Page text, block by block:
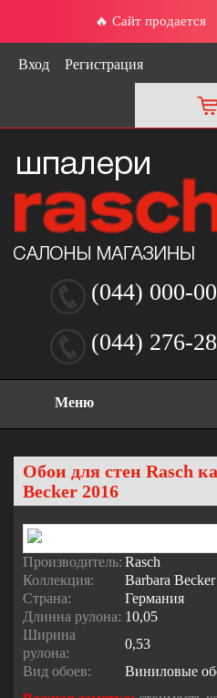
🔥 Сайт продается
Вход Регистрация
(044) 000-
(044) 276-
Меню
Обои для стен Rasch
Becker 2016
Производитель: Rasch
Коллекция:
Barbara
Страна:
Германия
Длинна рулона: 10,05
Ширина
рулона:
0,53
Вид обоев:
Виниловые